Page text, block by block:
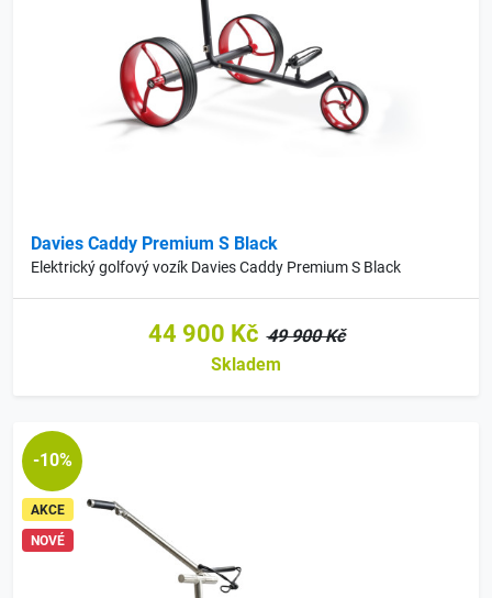
Davies Caddy Premium S Black
Elektrický golfový vozík Davies Caddy Premium S Black
44 900 Kč 49 900 Kč
Skladem
-10%
AKCE
NOVÉ